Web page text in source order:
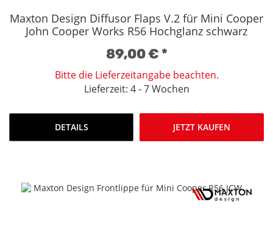
Maxton Design Diffusor Flaps V.2 für Mini Cooper
John Cooper Works R56 Hochglanz schwarz
89,00 €*
Bitte die Lieferzeitangabe beachten.
Lieferzeit: 4 - 7 Wochen
DETAILS JETZT KAUFEN